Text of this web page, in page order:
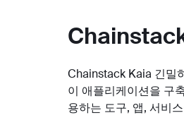
Chainstack Kaia 긴밀
이 애플리케이션을 구
용하는 도구, 앱, 서비